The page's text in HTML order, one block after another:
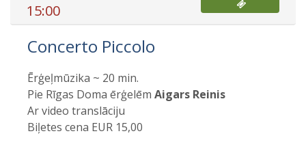
15:00
Concerto Piccolo
Ērģeļmūzika ~ 20 min.
Pie Rīgas Doma ērģelēm Aigars Reinis
Ar video translāciju
Biļetes cena EUR 15,00